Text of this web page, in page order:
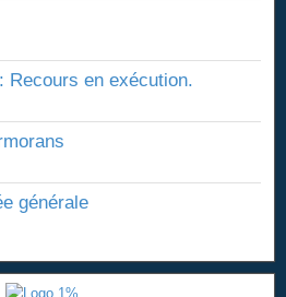
Recours en exécution.
générale